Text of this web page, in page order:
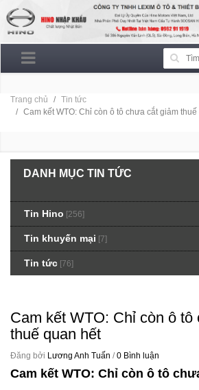
Trang chủ
Tin tức
Cam kết WTO: Chỉ còn ô tô chưa cắt giảm
DANH MỤC TIN TỨC
Tin Hino [256]
Tin khuyến mại [7]
Tin tức [76]
Cam kết WTO: Chỉ còn ô tô
thuế quan hết
Đăng bởi Lương Anh Tuấn /0 Bình luận
Cam kết WTO: Chỉ còn ô tô